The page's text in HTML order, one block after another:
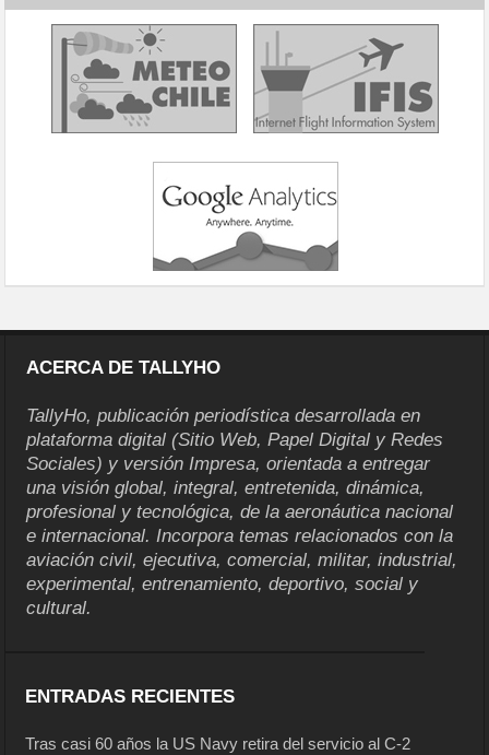
ACERCA DE TALLYHO
TallyHo, publicación periodística desarrollada en
plataforma digital (Sitio Web, Papel Digital y Redes
Sociales) y versión Impresa, orientada a entregar
una visión global, integral, entretenida, dinámica,
profesional y tecnológica, de la aeronáutica nacional
e internacional. Incorpora temas relacionados con la
aviación civil, ejecutiva, comercial, militar, industrial,
experimental, entrenamiento, deportivo, social y
cultural.
ENTRADAS RECIENTES
Tras casi 60 años la US Navy retira del servicio al C-2